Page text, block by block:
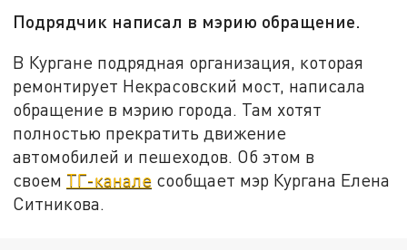
Подрядчик написал в мэрию обращение.
В Кургане подрядная организация, которая
ремонтирует Некрасовский мост, написала
обращение в мэрию города. Там хотят
полностью прекратить движение
автомобилей и пешеходов. Об этом в
своем ТГ-канале сообщает мэр Кургана Елена
Ситникова.